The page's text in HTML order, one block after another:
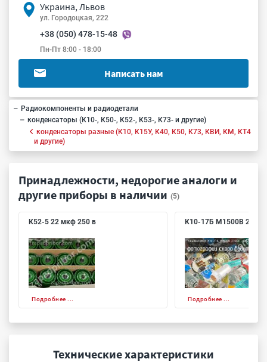
Украина, Львов
ул. Городоцкая, 222
+38 (050) 478-15-48
Пн-Пт 8:00 - 18:00
Написать нам
Радиокомпоненты и радиодетали
конденсаторы (К10-, К50-, К52-, К53-, К73- и другие)
конденсаторы разные (К10, К15У, К40, К50, К73, КВИ, КМ, КТ4
и другие)
Принадлежности, недорогие аналоги и
другие приборы в наличии (5)
К52-5 22 мкф 250 в
Подробнее ...
К10-17Б М1500В
Подробнее ...
Технические характеристики